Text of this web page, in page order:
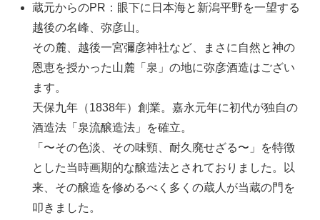
蔵元からのPR：眼下に日本海と新潟平野を一望する
越後の名峰、弥彦山。
その麓、越後一宮彌彦神社など、まさに自然と神の
恩恵を授かった山麓「泉」の地に弥彦酒造はござい
ます。
天保九年（1838年）創業。嘉永元年に初代が独自の
酒造法「泉流醸造法」を確立。
「〜その色淡、その味頸、耐久廃せざる〜」を特徴
とした当時画期的な醸造法とされておりました。以
来、その醸造を修めるべく多くの蔵人が当蔵の門を
叩きました。